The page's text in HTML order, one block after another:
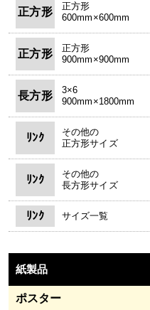
正方形
正方形
600mm×600mm
正方形
正方形
900mm×900mm
長方形
3×6
900mm×1800mm
ﾘﾝｸ
その他の
正方形サイズ
ﾘﾝｸ
その他の
長方形サイズ
ﾘﾝｸ サイズ一覧
紙製品
ポスター